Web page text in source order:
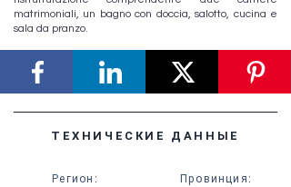
matrimoniali, un bagno con doccia, salotto, cucina e
sala da pranzo.
ТЕХНИЧЕСКИЕ ДАННЫЕ
Регион :
Провинция: